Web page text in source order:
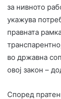
за нивното
укажува
правната
во државна
овој закон –
Според